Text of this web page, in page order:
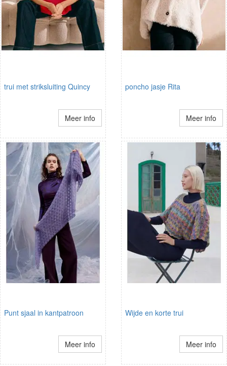
trui met striksluiting Quincy
Meer info
poncho jasje Rita
Meer info
Punt sjaal in kantpatroon
Meer info
Wijde en korte trui
Meer info